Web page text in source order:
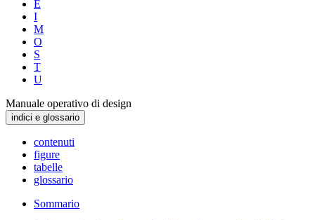
E
I
M
O
S
T
U
Manuale operativo di design
indici e glossario
contenuti
figure
tabelle
glossario
Sommario